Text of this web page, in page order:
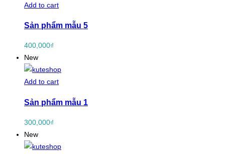
Add to cart
Sản phẩm mẫu 5
400,000₫
New
Add to cart
Sản phẩm mẫu 1
300,000₫
New